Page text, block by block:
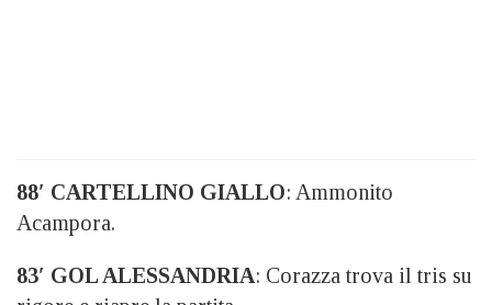
88′ CARTELLINO GIALLO: Ammonito
Acampora.
83′ GOL ALESSANDRIA: Corazza trova il tris su